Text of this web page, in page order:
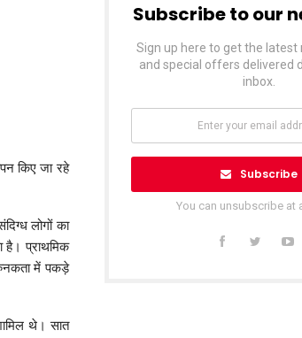
किए जा रहे
लोगों का
है। प्राथमिक
में पकड़े
थे। सात
Subscribe to our
Sign up here to get the latest
and special offers delivered
inbox.
Subscribe
You can unsubscribe at